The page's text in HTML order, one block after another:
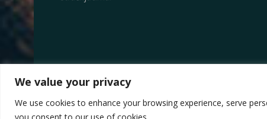
We value your privacy
We use cookies to enhance your browsing experience, serve
you consent to our use of cookies.